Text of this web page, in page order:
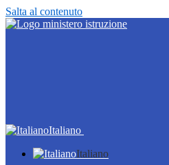
Salta al contenuto
Italiano
Italiano